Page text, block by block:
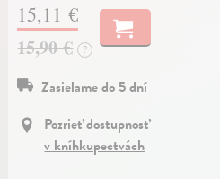
15,11 €
15,90 €
?
Zasielame do 5 dní
Pozrieť dostupnosť
v kníhkupectvách